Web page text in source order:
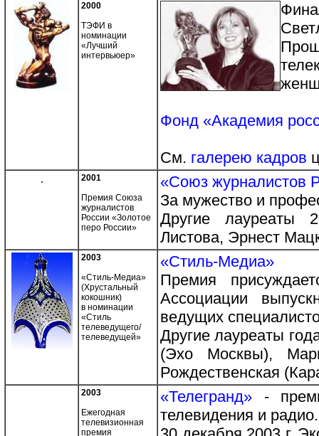
2000
ТЭФИ в
номинации
«Лучший
интервьюер»
Фонд «Академия
См. галерею кадров
.
2001
Премия Союза
журналистов
России «Золотое
перо России»
«Союз журналистов
За мужество и
Другие лауреаты
Листова, Эрнест
2003
«Стиль-Медиа»
(Хрустальный
кокошник)
в номинации
«Стиль
телеведущего/
телеведущей»
«Стиль-Медиа»
Премия
Ассоциации
ведущих
Другие лауреаты
(Эхо Москвы),
Рождественская
2003
Ежегодная
телевизионная
премия
«Телегранд» -
телевидения и радио.